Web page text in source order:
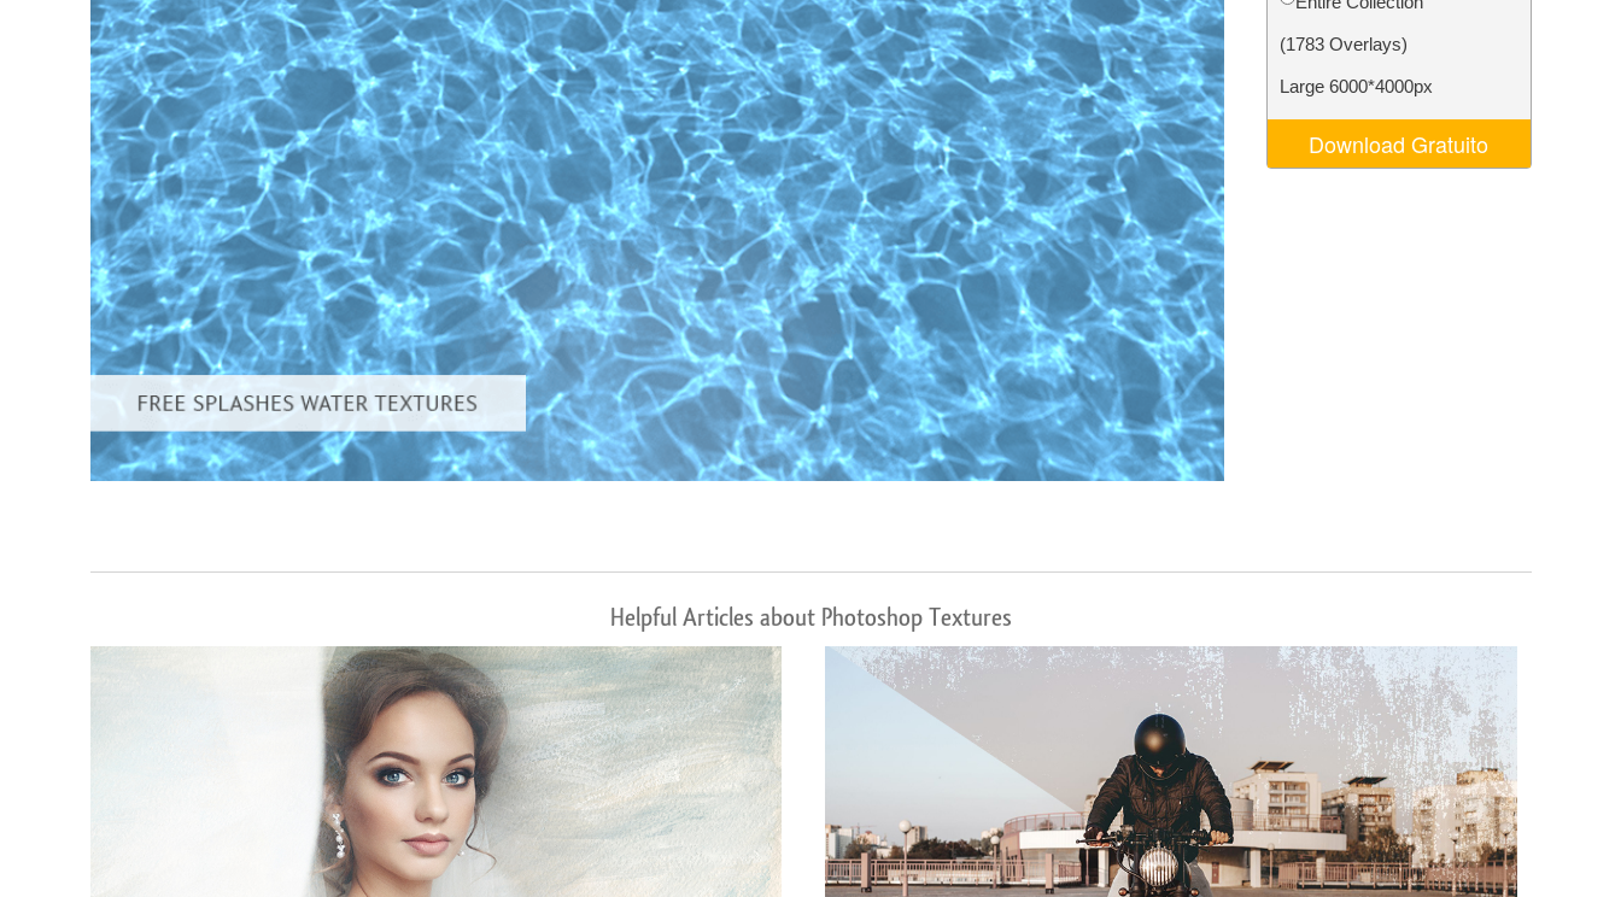
Servizi di ritocco del prodotto Servizi di ritocco gioielli Dati di Addestramento AI Video Editing Services
(1783 Overlays)
Large 6000*4000px
Download Gratuito
Helpful Articles about Photoshop Textures